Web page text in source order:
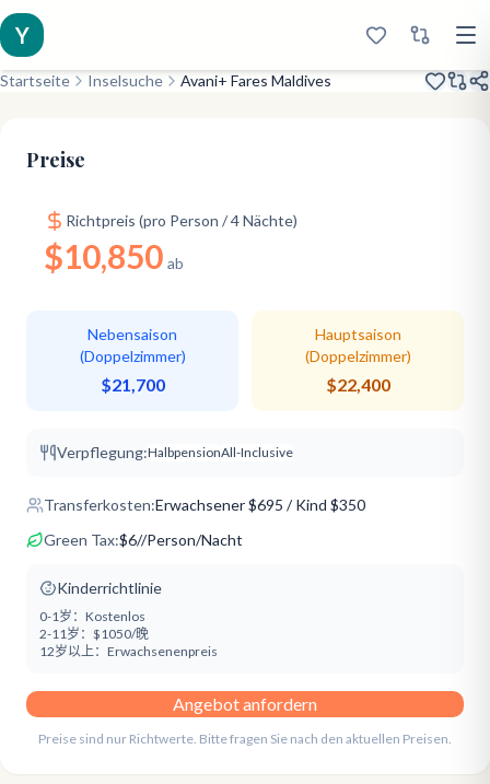
Y
Startseite Inselsuche Avani+ Fares Maldives
Preise
Richtpreis (pro Person / 4 Nächte)
$10,850 ab
Nebensaison
(Doppelzimmer)
$21,700
Hauptsaison
(Doppelzimmer)
$22,400
Verpflegung:HalbpensionAll-Inclusive
Transferkosten:Erwachsener$695 / Kind $350
Green Tax:$6//Person/Nacht
Kinderrichtlinie
0-1岁： Kostenlos
2-11岁： $1050/晚
12岁以上： Erwachsenenpreis
Angebot anfordern
Preise sind nur Richtwerte. Bitte fragen Sie nach den aktuellen Preisen.